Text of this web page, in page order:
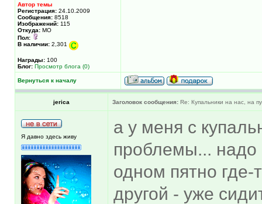
Автор темы
Регистрация: 24.10.2009
Сообщения: 8518
Изображений: 115
Откуда: МО
Пол:
В наличии: 2,301
Награды: 100
Блог: Просмотр блога (0)
Вернуться к началу
jerica Заголовок сообщения: Re: Купальники на нас, на
Я давно здесь живу
а у меня с
проблемы... надо
одном пятно где-
другой - уже